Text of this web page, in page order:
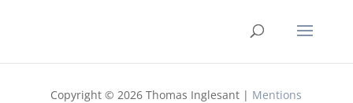
Copyright © 2026 Thomas Inglesant | Mentions